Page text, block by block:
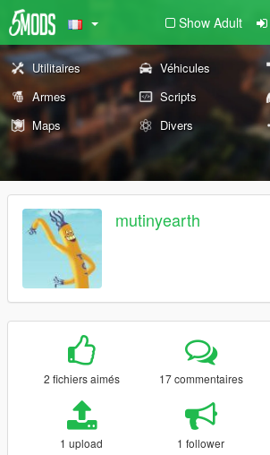
Show Adult
Utilitaires Véhicules
Armes
Scripts
Maps
Divers
mutinyearth
2 fichiers aimés 17 commentaires
1 upload 1 follower